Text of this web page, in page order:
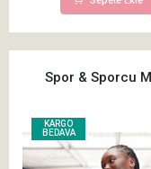
Spor & Sporcu
KARGO
BEDAVA